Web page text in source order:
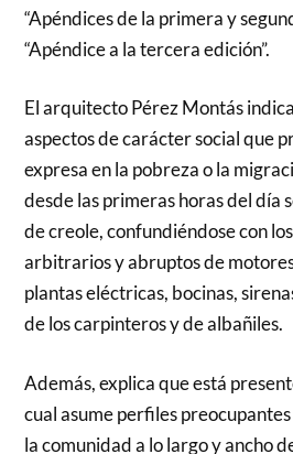
“Apéndices de la primera y
“Apéndice a la tercera edición”.
El arquitecto Pérez Montás
aspectos de carácter social que
expresa en la pobreza o la
desde las primeras horas del día
de creole, confundiéndose con
arbitrarios y abruptos de
plantas eléctricas, bocinas,
de los carpinteros y de albañiles.
Además, explica que está
cual asume perfiles
la comunidad a lo largo y ancho